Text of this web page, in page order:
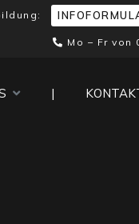
Mo – Fr von
|